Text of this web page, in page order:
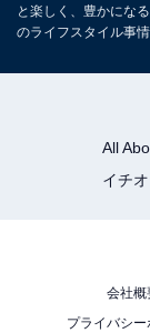
イートインス
と楽しく、豊かにな
のライフスタイル事
All
イチ
会社概
プライバシー